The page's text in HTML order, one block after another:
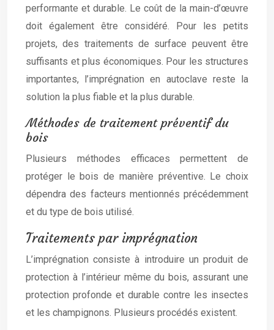
performante et durable. Le coût de la main-d’œuvre
doit également être considéré. Pour les petits
projets, des traitements de surface peuvent être
suffisants et plus économiques. Pour les structures
importantes, l’imprégnation en autoclave reste la
solution la plus fiable et la plus durable.
Méthodes de traitement préventif du
bois
Plusieurs méthodes efficaces permettent de
protéger le bois de manière préventive. Le choix
dépendra des facteurs mentionnés précédemment
et du type de bois utilisé.
Traitements par imprégnation
L’imprégnation consiste à introduire un produit de
protection à l’intérieur même du bois, assurant une
protection profonde et durable contre les insectes
et les champignons. Plusieurs procédés existent.